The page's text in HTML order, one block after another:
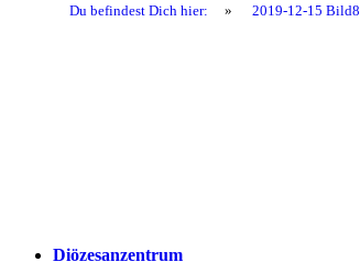
Du befindest Dich hier: » 2019-12-15 Bild8
Diözesanzentrum